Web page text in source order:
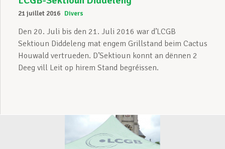
21 juillet 2016 Divers
Den 20. Juli bis den 21. Juli 2016 war d’LCGB
Sektioun Diddeleng mat engem Grillstand beim Cactus
Houwald vertrueden. D’Sektioun konnt an dënnen 2
Deeg vill Leit op hirem Stand begréissen.